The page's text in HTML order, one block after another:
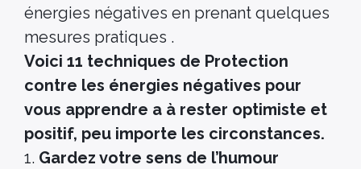
énergies négatives en prenant quelques
mesures pratiques .
Voici 11 techniques de Protection
contre les énergies négatives pour
vous apprendre a à rester optimiste et
positif, peu importe les circonstances.
1. Gardez votre sens de l’humour